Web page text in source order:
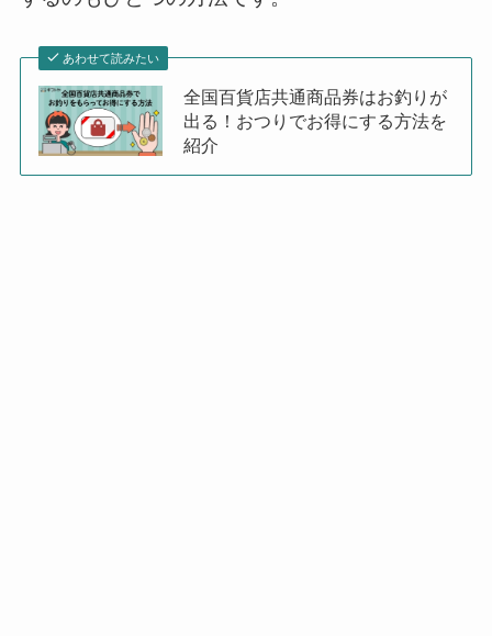
あわせて読みたい
全国百貨店共通商品券はお釣りが
出る！おつりでお得にする方法を
紹介